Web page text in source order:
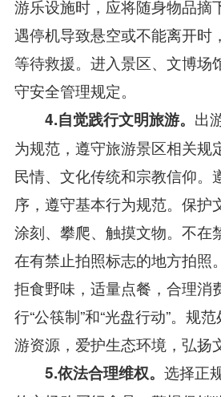
游乐设施时，应将随身物品摘
遇停机导致悬空或不能离开时
等待救援。进入景区、文博场
守安全管理规定。
4.自觉践行文明旅游。 出
为规范，遵守旅游景区相关规
民情、文化传统和宗教信仰。
序，遵守基本行为规范。保护
涂刻、攀爬、触摸文物。不在
在有禁止拍照标志的地方拍照
拒食野味，适量点餐，合理消
行“公筷制”和“光盘行动”。规
游资源，爱护生态环境，弘扬
5.依法合理维权。 选择正